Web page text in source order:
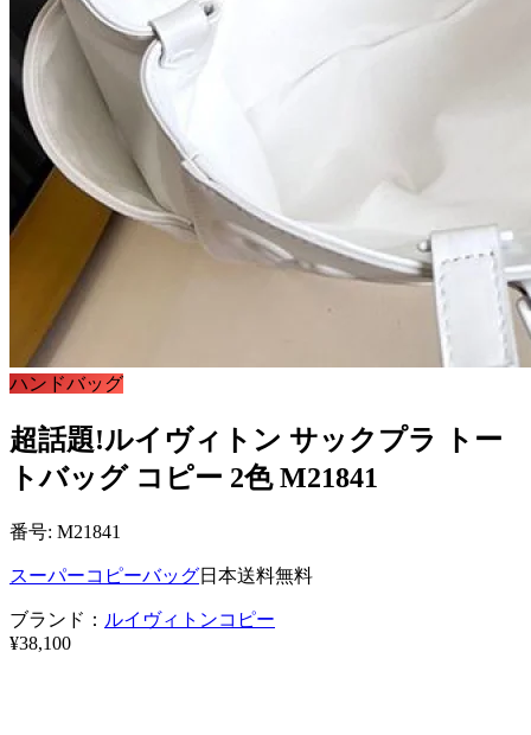
ハンドバッグ
超話題!ルイヴィトン サックプラ トー
トバッグ コピー 2色 M21841
番号: M21841
スーパーコピーバッグ日本送料無料
ブランド： ルイヴィトンコピー
¥38,100